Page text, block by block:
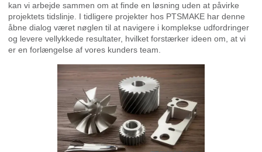
kan vi arbejde sammen om at finde en løsning uden at påvirke
projektets tidslinje. I tidligere projekter hos PTSMAKE har denne
åbne dialog været nøglen til at navigere i komplekse udfordringer
og levere vellykkede resultater, hvilket forstærker ideen om, at vi
er en forlængelse af vores kunders team.